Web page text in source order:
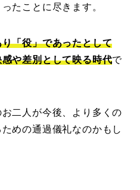
たことに尽きます。
「役」であったとして
や差別として映る時代で
二人が今後、より多くの
めの通過儀礼なのかもし